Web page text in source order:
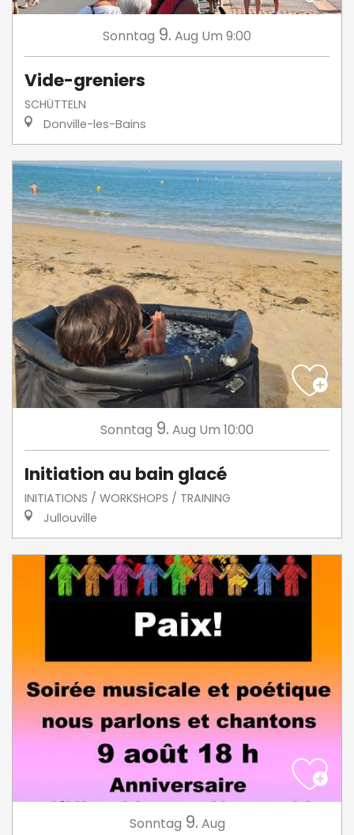
Sonntag 9. Aug Um 9:00
Vide-greniers
SCHÜTTELN
Donville-les-Bains
Sonntag 9. Aug Um 10:00
Initiation au bain glacé
INITIATIONS / WORKSHOPS / TRAINING
Jullouville
Sonntag 9. Aug